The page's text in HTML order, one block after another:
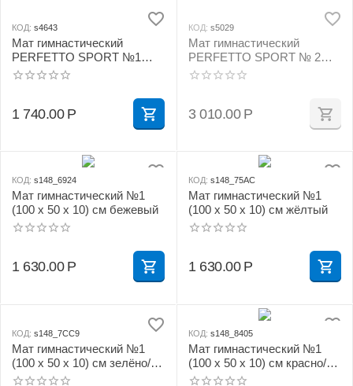
КОД: s4643
Мат гимнастический
PERFETTO SPORT №1
(100 х 50 х 10) см сине/
1 740.00 Р
КОД: s5029
Мат гимнастический
PERFETTO SPORT № 2
(100 х 100 х 10) см бежевый
3 010.00 Р
КОД: s148_6924
Мат гимнастический №1
(100 х 50 х 10) см бежевый
1 630.00 Р
КОД: s148_75AC
Мат гимнастический №1
(100 х 50 х 10) см жёлтый
1 630.00 Р
КОД: s148_7CC9
Мат гимнастический №1
(100 х 50 х 10) см зелёно/
жёлтый
КОД: s148_8405
Мат гимнастический №1
(100 х 50 х 10) см красно/
жёлтый